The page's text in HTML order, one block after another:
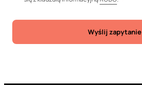
Wyślij zapytanie